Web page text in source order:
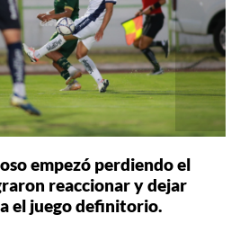
empezó perdiendo el
reaccionar y dejar
el juego definitorio.